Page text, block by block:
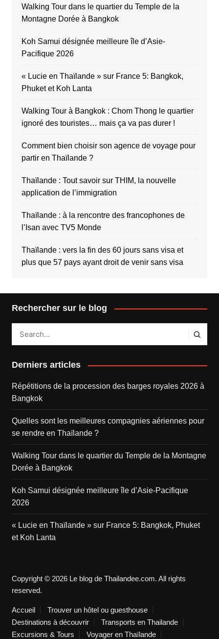
Walking Tour dans le quartier du Temple de la
Montagne Dorée à Bangkok
Koh Samui désignée meilleure île d’Asie-
Pacifique 2026
« Lucie en Thaïlande » sur France 5: Bangkok,
Phuket et Koh Lanta
Walking Tour à Bangkok : Chom Thong le quartier
ignoré des touristes… mais ça va pas durer !
Comment bien choisir son agence de voyage pour
partir en Thaïlande ?
Thaïlande : Tout savoir sur THIM, la nouvelle
application de l’immigration
Thaïlande : à la rencontre des francophones de
l’Isan avec TV5 Monde
Thaïlande : vers la fin des 60 jours sans visa et
plus que 57 pays ayant droit de venir sans visa
Rechercher sur le blog
Derniers articles
Répétitions de la procession des barges royales 2026 à
Bangkok
Quelles sont les meilleures compagnies aériennes pour
se rendre en Thaïlande ?
Walking Tour dans le quartier du Temple de la Montagne
Dorée à Bangkok
Koh Samui désignée meilleure île d’Asie-Pacifique
2026
« Lucie en Thaïlande » sur France 5: Bangkok, Phuket
et Koh Lanta
Copyright © 2026 Le blog de Thailandee.com. All rights
reserved.
Accueil
Trouver un hôtel ou guesthouse
Destinations à découvrir
Transports en Thailande
Excursions & Tours
Voyager en Thaïlande